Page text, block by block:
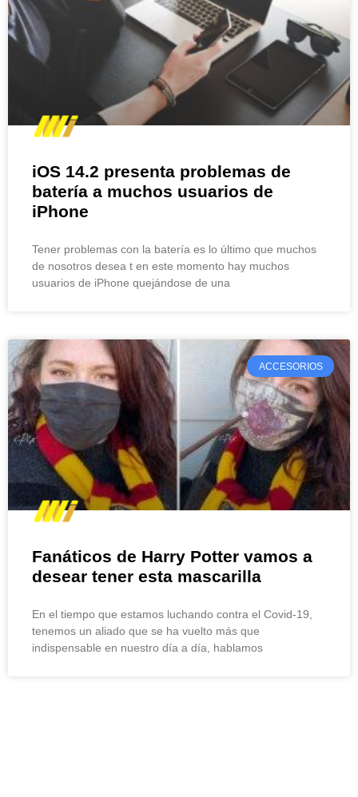
iOS 14.2 presenta problemas de
batería a muchos usuarios de
iPhone
Tener problemas con la batería es lo último que muchos
de nosotros desea t en este momento hay muchos
usuarios de iPhone quejándose de una
ACCESORIOS
Fanáticos de Harry Potter vamos a
desear tener esta mascarilla
En el tiempo que estamos luchando contra el Covid-19,
tenemos un aliado que se ha vuelto más que
indispensable en nuestro día a día, hablamos